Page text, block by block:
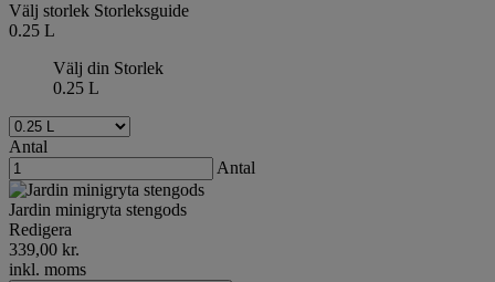
Välj storlek Storleksguide
0.25 L
Välj din Storlek
0.25 L
Antal
Antal
Jardin minigryta stengods
Redigera
339,00 kr.
inkl. moms